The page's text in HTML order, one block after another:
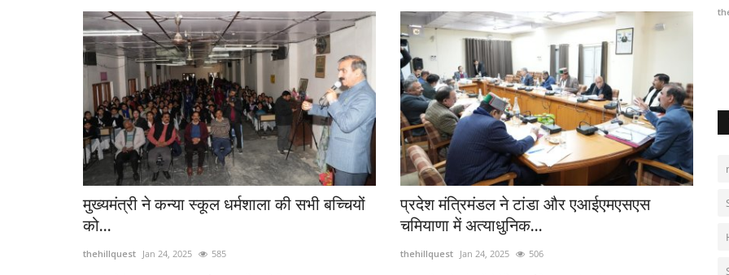
मुख्यमंत्री ने कन्या स्कूल धर्मशाला की सभी बच्चियों
को...
thehillquest Jan 24, 2025 585
प्रदेश मंत्रिमंडल ने टांडा और एआईएमएसएस
चमियाणा में अत्याधुनिक...
thehillquest Jan 24, 2025 506
thehillquest Jul 17, 2023 510 thehillquest Sep 25, 2023 482